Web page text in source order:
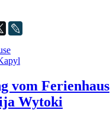
vom Ferienhaus
Wytoki